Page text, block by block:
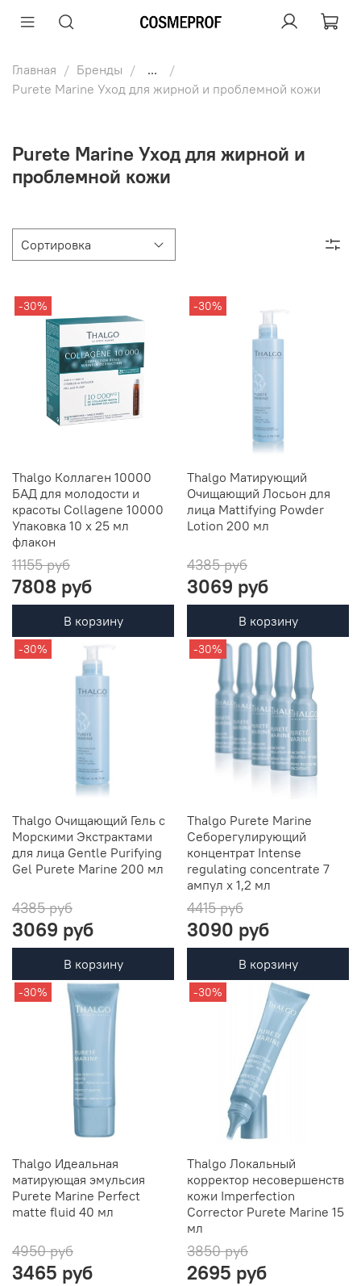
Главная Бренды
...
Purete Marine Уход для жирной и проблемной кожи
Purete Marine Уход для жирной и
проблемной кожи
-30%
Thalgo Коллаген 10000
БАД для молодости и
красоты Collagene 10000
Упаковка 10 x 25 мл
флакон
11155 руб
7808 руб
В корзину
-30%
Thalgo Матирующий
Очищающий Лосьон для
лица Mattifying Powder
Lotion 200 мл
4385 руб
3069 руб
В корзину
-30%
Thalgo Очищающий Гель с
Морскими Экстрактами
для лица Gentle Purifying
Gel Purete Marine 200 мл
4385 руб
3069 руб
В корзину
-30%
Thalgo Purete Marine
Себорегулирующий
концентрат Intense
regulating concentrate 7
ампул x 1,2 мл
4415 руб
3090 руб
В корзину
-30%
Thalgo Идеальная
матирующая эмульсия
Purete Marine Perfect
matte fluid 40 мл
4950 руб
3465 руб
-30%
Thalgo Локальный
корректор несовершенств
кожи Imperfection
Corrector Purete Marine 15
мл
3850 руб
2695 руб